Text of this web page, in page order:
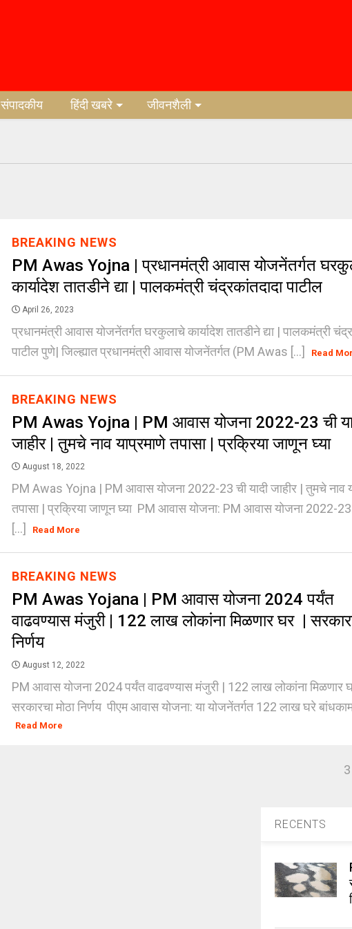
संपादकीय हिंदी खबरे जीवनशैली
BREAKING NEWS
PM Awas Yojna | प्रधानमंत्री आवास योजनेंतर्गत
कार्यादेश तातडीने द्या | पालकमंत्री चंद्रकांतदादा पाटील
April 26, 2023
प्रधानमंत्री आवास योजनेंतर्गत घरकुलाचे कार्यादेश तातडीने द्या | पालकमंत्री
पाटील पुणे| जिल्ह्यात प्रधानमंत्री आवास योजनेंतर्गत (PM Awas [...]
Read
BREAKING NEWS
PM Awas Yojna | PM आवास योजना 2022-23 ची
जाहीर | तुमचे नाव याप्रमाणे तपासा | प्रक्रिया जाणून घ्या
August 18, 2022
PM Awas Yojna | PM आवास योजना 2022-23 ची यादी जाहीर | तुमचे नाव
तपासा | प्रक्रिया जाणून घ्या PM आवास योजना: PM आवास योजना 2022-23
[...]
Read More
BREAKING NEWS
PM Awas Yojana | PM आवास योजना 2024 पर्यंत
वाढवण्यास मंजुरी | 122 लाख लोकांना मिळणार घर |
निर्णय
August 12, 2022
PM आवास योजना 2024 पर्यंत वाढवण्यास मंजुरी | 122 लाख लोकांना मिळणार
सरकारचा मोठा निर्णय पीएम आवास योजना: या योजनेंतर्गत 122 लाख घरे
Read More
3
RECENTS